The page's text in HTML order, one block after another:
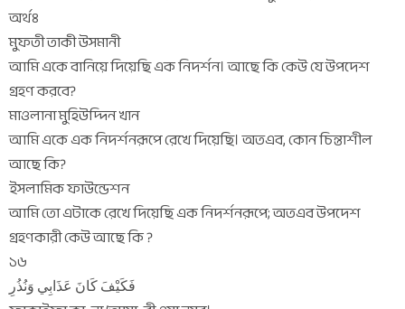
অর্থঃ
মুফতী তাকী উসমানী
আমি একে বানিয়ে দিয়েছি এক নিদর্শন। আছে কি কেউ যে উপদেশ
গ্রহণ করবে?
মাওলানা মুহিউদ্দিন খান
আমি একে এক নিদর্শনরূপে রেখে দিয়েছি। অতএব, কোন চিন্তাশীল
আছে কি?
ইসলামিক ফাউন্ডেশন
আমি তো এটাকে রেখে দিয়েছি এক নিদর্শনরূপে; অতএব উপদেশ
গ্রহণকারী কেউ আছে কি ?
১৬
فَكَيْفَ كَانَ عَذَابِي وَنُذُرِ